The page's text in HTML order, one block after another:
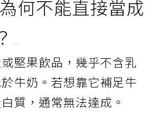
何不能直接當成
堅果飲品，幾乎不含乳
牛奶。若想靠它補足牛
質，通常無法達成。